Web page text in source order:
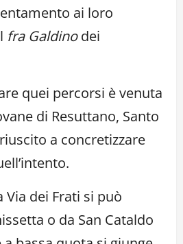
ai loro
fra Galdinodei
quei percorsi è venuta
di Resuttano, Santo
a concretizzare
Via dei Frati si può
o da San Cataldo